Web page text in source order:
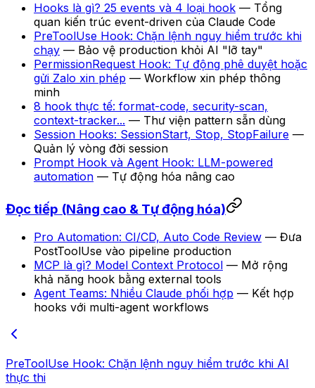
Hooks là gì? 25 events và 4 loại hook — Tổng
quan kiến trúc event-driven của Claude Code
PreToolUse Hook: Chặn lệnh nguy hiểm trước khi
chạy — Bảo vệ production khỏi AI "lỡ tay"
PermissionRequest Hook: Tự động phê duyệt hoặc
gửi Zalo xin phép — Workflow xin phép thông
minh
8 hook thực tế: format-code, security-scan,
context-tracker... — Thư viện pattern sẵn dùng
Session Hooks: SessionStart, Stop, StopFailure —
Quản lý vòng đời session
Prompt Hook và Agent Hook: LLM-powered
automation — Tự động hóa nâng cao
Đọc tiếp (Nâng cao & Tự động hóa)
Pro Automation: CI/CD, Auto Code Review — Đưa
PostToolUse vào pipeline production
MCP là gì? Model Context Protocol — Mở rộng
khả năng hook bằng external tools
Agent Teams: Nhiều Claude phối hợp — Kết hợp
hooks với multi-agent workflows
PreToolUse Hook: Chặn lệnh nguy hiểm trước khi AI
thực thi